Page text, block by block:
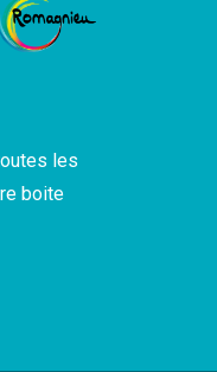
les
boite